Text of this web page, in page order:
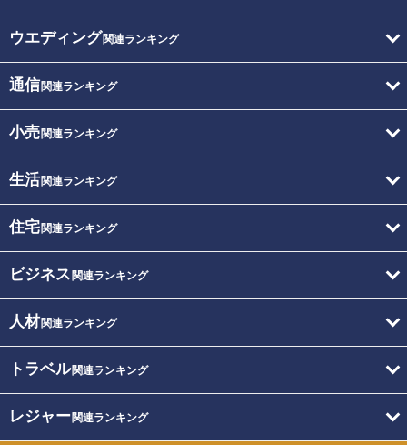
ウエディング関連ランキング
通信関連ランキング
小売関連ランキング
生活関連ランキング
住宅関連ランキング
ビジネス 関連ランキング
人材関連ランキング
トラベル関連ランキング
レジャー関連ランキング